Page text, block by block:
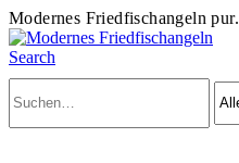
Modernes Friedfischangeln pur.
Search